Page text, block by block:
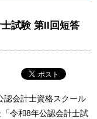
試験 第II回短答
認会計士資格スクール
「令和8年公認会計士試